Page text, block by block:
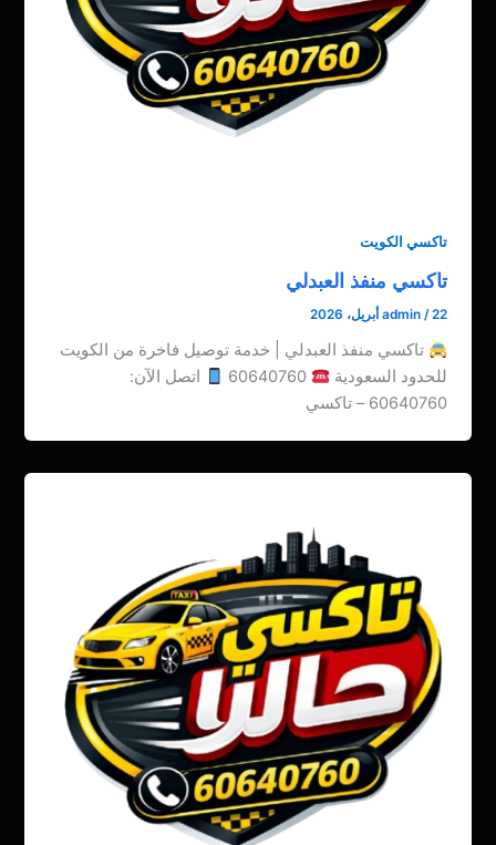
تاكسي الكويت
تاكسي منفذ العبدلي
admin /22 أبريل، 2026
تاكسي منفذ العبدلي | خدمة توصيل فاخرة من الكويت
للحدود السعودية
اتصل الآن:
60640760 – تاكسي